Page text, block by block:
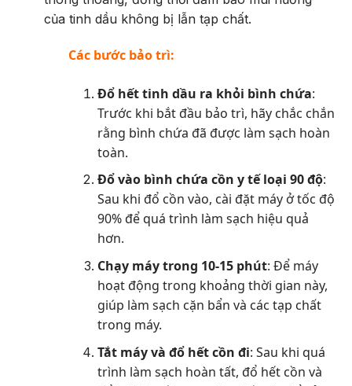
của tinh dầu không bị lẫn tạp chất.
Các bước bảo trì:
Đổ hết tinh dầu ra khỏi bình chứa:
Trước khi bắt đầu bảo trì, hãy chắc chắn
rằng bình chứa đã được làm sạch hoàn
toàn.
Đổ vào bình chứa cồn y tế loại 90 độ:
Sau khi đổ cồn vào, cài đặt máy ở tốc độ
90% để quá trình làm sạch hiệu quả
hơn.
Chạy máy trong 10-15 phút: Để máy
hoạt động trong khoảng thời gian này,
giúp làm sạch cặn bẩn và các tạp chất
trong máy.
Tắt máy và đổ hết cồn đi: Sau khi quá
trình làm sạch hoàn tất, đổ hết cồn và